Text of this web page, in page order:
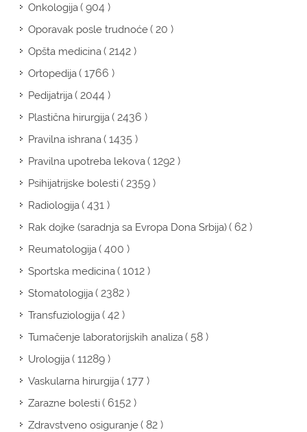
Onkologija( 904 )
Oporavak posle trudnoće( 20 )
Opšta medicina( 2142 )
Ortopedija( 1766 )
Pedijatrija( 2044 )
Plastična hirurgija( 2436 )
Pravilna ishrana( 1435 )
Pravilna upotreba lekova( 1292 )
Psihijatrijske bolesti( 2359 )
Radiologija( 431 )
Rak dojke (saradnja sa Evropa Dona Srbija)( 62 )
Reumatologija( 400 )
Sportska medicina( 1012 )
Stomatologija( 2382 )
Transfuziologija( 42 )
Tumačenje laboratorijskih analiza( 58 )
Urologija( 11289 )
Vaskularna hirurgija( 177 )
Zarazne bolesti( 6152 )
Zdravstveno osiguranje( 82 )